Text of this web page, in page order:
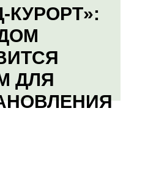
КУРОРТ»:
ДЛЯ